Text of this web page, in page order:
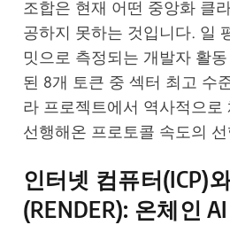
조합은 현재 어떤 중앙화 클
공하지 못하는 것입니다. 일
밋으로 측정되는 개발자 활
된 8개 토큰 중 섹터 최고 수
라 프로젝트에서 역사적으로
선행해온 프로토콜 속도의
인터넷 컴퓨터(ICP)
(RENDER): 온체인